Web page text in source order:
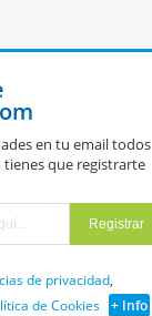
en tu email todos
tienes que registrarte
de privacidad,
de Cookies + Info